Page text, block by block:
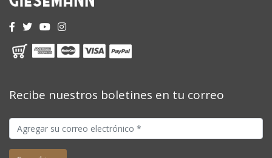
Recibe nuestros boletines en tu correo